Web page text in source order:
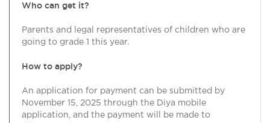
Who can get it?
Parents and legal representatives of children who are
going to grade 1 this year.
How to apply?
An application for payment can be submitted by
November 15, 2025 through the Diya mobile
application, and the payment will be made to